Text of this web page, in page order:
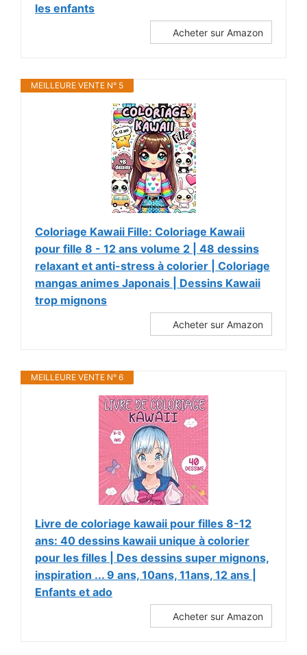
les enfants
Acheter sur Amazon
MEILLEURE VENTE N° 5
Coloriage Kawaii Fille: Coloriage Kawaii
pour fille 8 - 12 ans volume 2 | 48 dessins
relaxant et anti-stress à colorier | Coloriage
mangas animes Japonais | Dessins Kawaii
trop mignons
Acheter sur Amazon
MEILLEURE VENTE N° 6
Livre de coloriage kawaii pour filles 8-12
ans: 40 dessins kawaii unique à colorier
pour les filles | Des dessins super mignons,
inspiration ... 9 ans, 10ans, 11ans, 12 ans |
Enfants et ado
Acheter sur Amazon